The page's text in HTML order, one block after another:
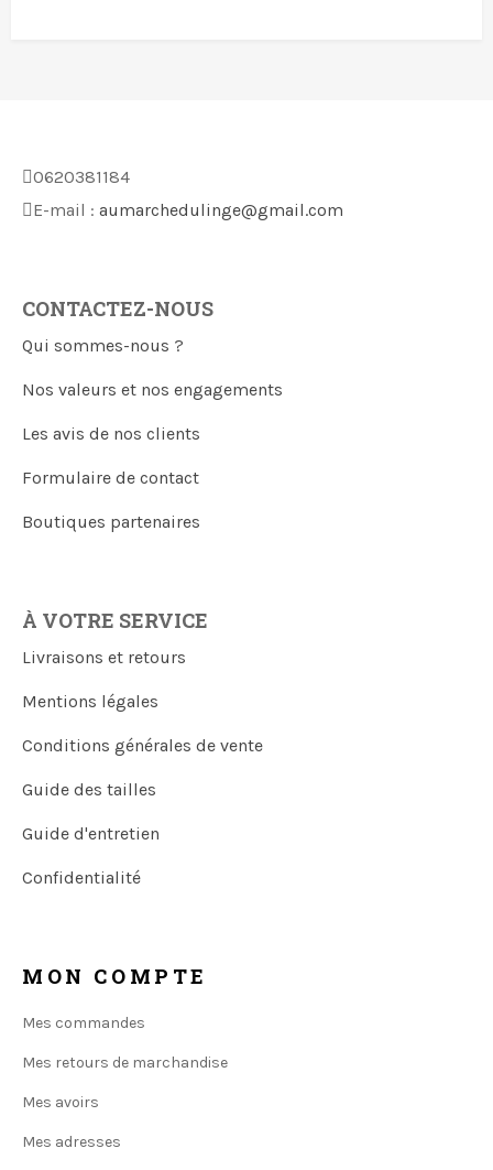
0620381184
E-mail : aumarchedulinge@gmail.com
CONTACTEZ-NOUS
Qui sommes-nous ?
Nos valeurs et nos engagements
Les avis de nos clients
Formulaire de contact
Boutiques partenaires
À VOTRE SERVICE
Livraisons et retours
Mentions légales
Conditions générales de vente
Guide des tailles
Guide d'entretien
Confidentialité
MON COMPTE
Mes commandes
Mes retours de marchandise
Mes avoirs
Mes adresses